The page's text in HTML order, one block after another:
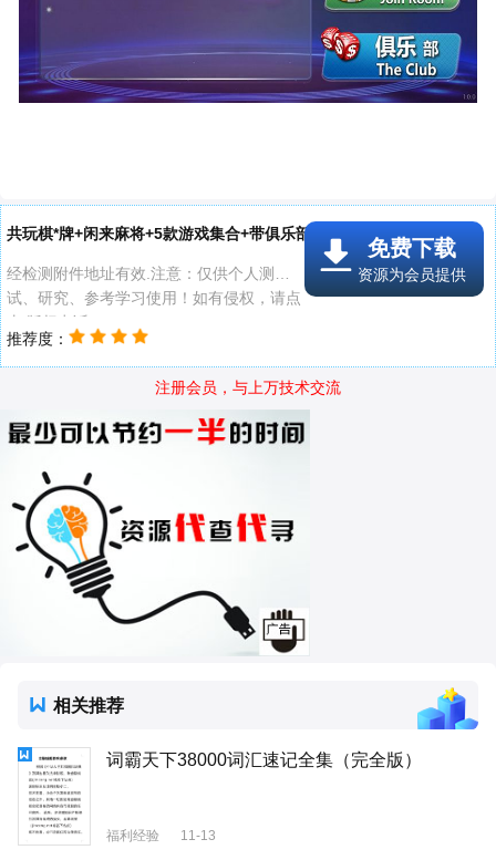
共玩棋*牌+闲来麻将+5款游戏集合+带俱乐部完整源码..线报附件
经检测附件地址有效.注意：仅供个人测
试、研究、参考学习使用！如有侵权，请点
击 版权申诉
推荐度：
免费下载
资源为会员提供
注册会员，与上万技术交流
相关推荐
词霸天下38000词汇速记全集（完全版）
福利经验 11-13